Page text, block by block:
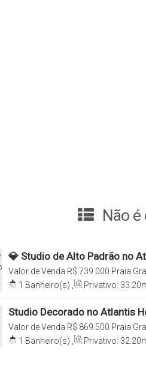
Não é
💎 Studio de Alto Padrão no
Grande | SC
R$ 739.000
Valor de Venda
Praia
Santa Catarina, Brasil
1 Banheiro(s) Privativo: 33 .20
Studio Decorado no Atlantis
Governador Celso Ramos
R$ 869.500
Valor de Venda
Praia
Santa Catarina, Brasil
1 Banheiro(s) Privativo: 32 .20